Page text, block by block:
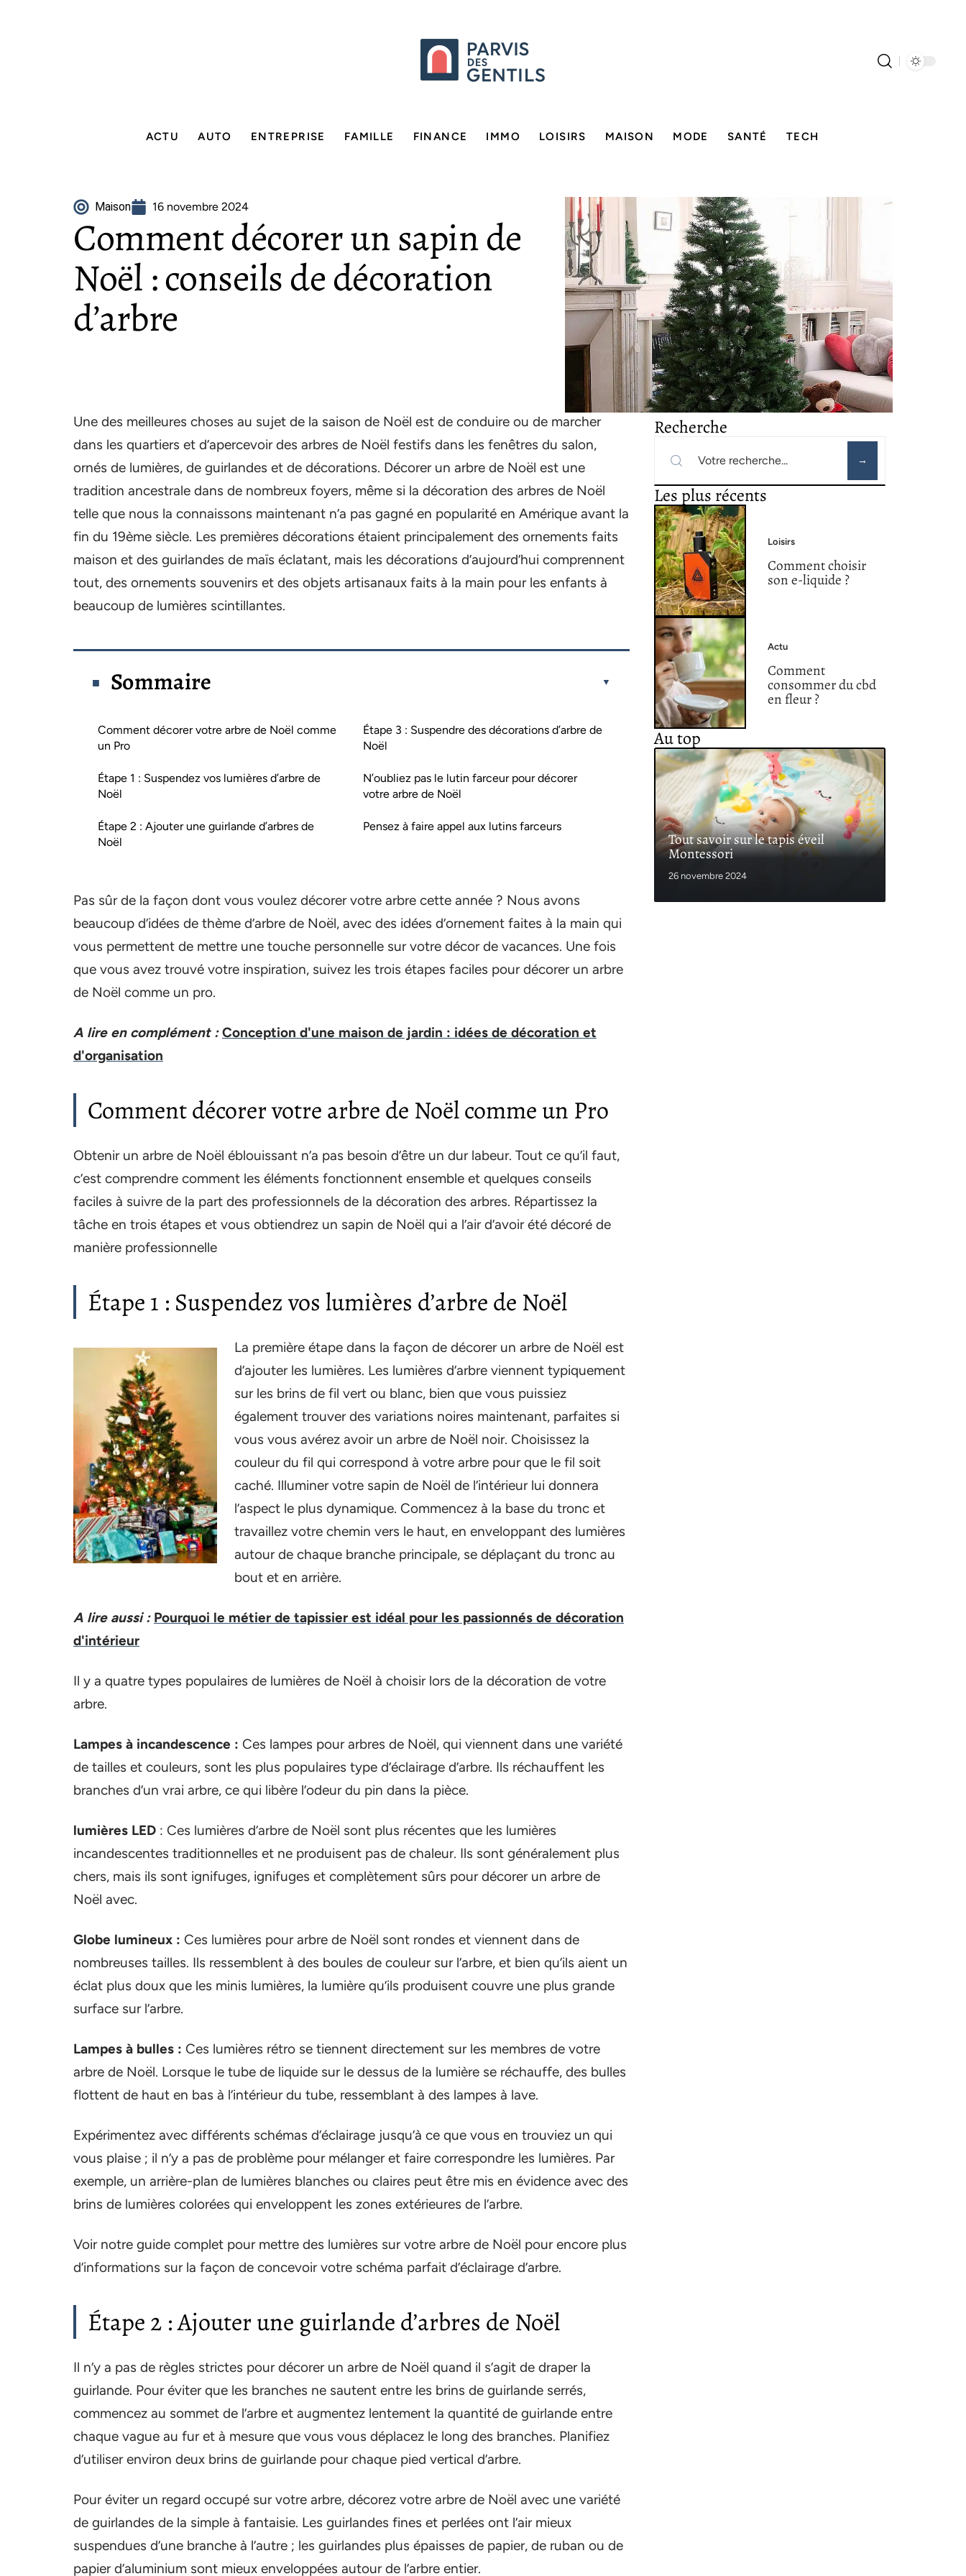
ACTU AUTO ENTREPRISE FAMILLE FINANCE IMMO LOISIRS MAISON MODE SANTÉ TECH
Maison 16 novembre 2024
Comment décorer un sapin de
Noël : conseils de décoration
d’arbre
Une des meilleures choses au sujet de la saison de Noël est de conduire ou de marcher
dans les quartiers et d’apercevoir des arbres de Noël festifs dans les fenêtres du salon,
ornés de lumières, de guirlandes et de décorations. Décorer un arbre de Noël est une
tradition ancestrale dans de nombreux foyers, même si la décoration des arbres de Noël
telle que nous la connaissons maintenant n’a pas gagné en popularité en Amérique avant la
fin du 19ème siècle. Les premières décorations étaient principalement des ornements faits
maison et des guirlandes de maïs éclatant, mais les décorations d’aujourd’hui comprennent
tout, des ornements souvenirs et des objets artisanaux faits à la main pour les enfants à
beaucoup de lumières scintillantes.
Sommaire
Comment décorer votre arbre de Noël comme
un Pro
Étape 1 : Suspendez vos lumières d’arbre de
Noël
Étape 2 : Ajouter une guirlande d’arbres de
Noël
Étape 3 : Suspendre des décorations d’arbre de
Noël
N’oubliez pas le lutin farceur pour décorer
votre arbre de Noël
Pensez à faire appel aux lutins farceurs
Pas sûr de la façon dont vous voulez décorer votre arbre cette année ? Nous avons
beaucoup d’idées de thème d’arbre de Noël, avec des idées d’ornement faites à la main qui
vous permettent de mettre une touche personnelle sur votre décor de vacances. Une fois
que vous avez trouvé votre inspiration, suivez les trois étapes faciles pour décorer un arbre
de Noël comme un pro.
A lire en complément : Conception d'une maison de jardin : idées de décoration et
d'organisation
Comment décorer votre arbre de Noël comme un Pro
Obtenir un arbre de Noël éblouissant n’a pas besoin d’être un dur labeur. Tout ce qu’il faut,
c’est comprendre comment les éléments fonctionnent ensemble et quelques conseils
faciles à suivre de la part des professionnels de la décoration des arbres. Répartissez la
tâche en trois étapes et vous obtiendrez un sapin de Noël qui a l’air d’avoir été décoré de
manière professionnelle
Étape 1 : Suspendez vos lumières d’arbre de Noël
La première étape dans la façon de décorer un arbre de Noël est
d’ajouter les lumières. Les lumières d’arbre viennent typiquement
sur les brins de fil vert ou blanc, bien que vous puissiez
également trouver des variations noires maintenant, parfaites si
vous vous avérez avoir un arbre de Noël noir. Choisissez la
couleur du fil qui correspond à votre arbre pour que le fil soit
caché. Illuminer votre sapin de Noël de l’intérieur lui donnera
l’aspect le plus dynamique. Commencez à la base du tronc et
travaillez votre chemin vers le haut, en enveloppant des lumières
autour de chaque branche principale, se déplaçant du tronc au
bout et en arrière.
A lire aussi : Pourquoi le métier de tapissier est idéal pour les passionnés de décoration
d'intérieur
Il y a quatre types populaires de lumières de Noël à choisir lors de la décoration de votre
arbre.
Lampes à incandescence : Ces lampes pour arbres de Noël, qui viennent dans une variété
de tailles et couleurs, sont les plus populaires type d’éclairage d’arbre. Ils réchauffent les
branches d’un vrai arbre, ce qui libère l’odeur du pin dans la pièce.
lumières LED : Ces lumières d’arbre de Noël sont plus récentes que les lumières
incandescentes traditionnelles et ne produisent pas de chaleur. Ils sont généralement plus
chers, mais ils sont ignifuges, ignifuges et complètement sûrs pour décorer un arbre de
Noël avec.
Globe lumineux : Ces lumières pour arbre de Noël sont rondes et viennent dans de
nombreuses tailles. Ils ressemblent à des boules de couleur sur l’arbre, et bien qu’ils aient un
éclat plus doux que les minis lumières, la lumière qu’ils produisent couvre une plus grande
surface sur l’arbre.
Lampes à bulles : Ces lumières rétro se tiennent directement sur les membres de votre
arbre de Noël. Lorsque le tube de liquide sur le dessus de la lumière se réchauffe, des bulles
flottent de haut en bas à l’intérieur du tube, ressemblant à des lampes à lave.
Expérimentez avec différents schémas d’éclairage jusqu’à ce que vous en trouviez un qui
vous plaise ; il n’y a pas de problème pour mélanger et faire correspondre les lumières. Par
exemple, un arrière-plan de lumières blanches ou claires peut être mis en évidence avec des
brins de lumières colorées qui enveloppent les zones extérieures de l’arbre.
Voir notre guide complet pour mettre des lumières sur votre arbre de Noël pour encore plus
d’informations sur la façon de concevoir votre schéma parfait d’éclairage d’arbre.
Étape 2 : Ajouter une guirlande d’arbres de Noël
Il n’y a pas de règles strictes pour décorer un arbre de Noël quand il s’agit de draper la
guirlande. Pour éviter que les branches ne sautent entre les brins de guirlande serrés,
commencez au sommet de l’arbre et augmentez lentement la quantité de guirlande entre
chaque vague au fur et à mesure que vous vous déplacez le long des branches. Planifiez
d’utiliser environ deux brins de guirlande pour chaque pied vertical d’arbre.
Pour éviter un regard occupé sur votre arbre, décorez votre arbre de Noël avec une variété
de guirlandes de la simple à fantaisie. Les guirlandes fines et perlées ont l’air mieux
suspendues d’une branche à l’autre ; les guirlandes plus épaisses de papier, de ruban ou de
papier d’aluminium sont mieux enveloppées autour de l’arbre entier.
Recherche
Les plus récents
Loisirs
Comment choisir
son e-liquide ?
Actu
Comment
consommer du cbd
en fleur ?
Au top
Tout savoir sur le tapis éveil
Montessori
26 novembre 2024